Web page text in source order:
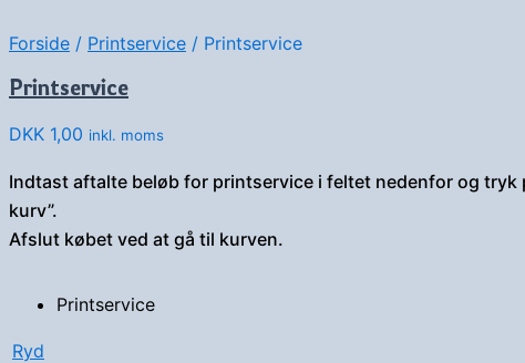
Forside / Printservice / Printservice
Printservice
DKK 1,00 inkl. moms
Indtast aftalte beløb for printservice i feltet nedenfor og tryk
kurv”.
Afslut købet ved at gå til kurven.
Printservice
Ryd